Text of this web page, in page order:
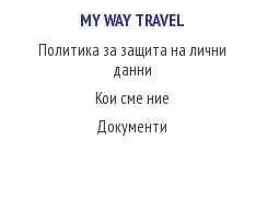
КОНТАКТИMY WAY TRAVEL
Политика за защита на лични
данни
Кои сме ние
Документи